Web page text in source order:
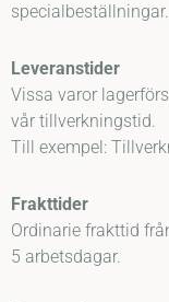
specialbeställningar.
Leveranstider
Vissa varor
vår tillverkningstid.
Till exempel:
Frakttider
Ordinarie frakttid
5 arbetsdagar.